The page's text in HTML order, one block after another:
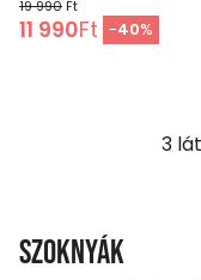
19 990 Ft
11 990Ft -40%
3
Szoknyák